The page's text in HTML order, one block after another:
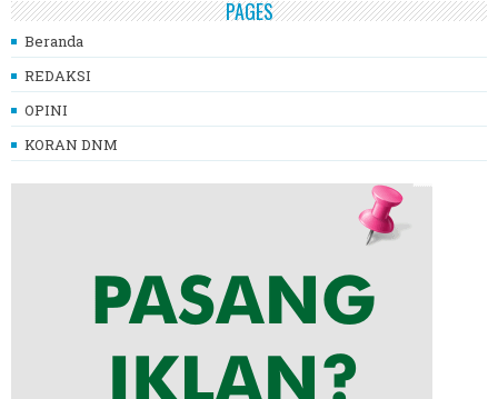
PAGES
Beranda
REDAKSI
OPINI
KORAN DNM